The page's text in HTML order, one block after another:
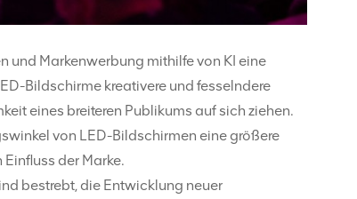
und Markenwerbung mithilfe von KI eine
Bildschirme kreativere und fesselndere
eines breiteren Publikums auf sich ziehen.
von LED-Bildschirmen eine größere
der Marke.
bestrebt, die Entwicklung neuer